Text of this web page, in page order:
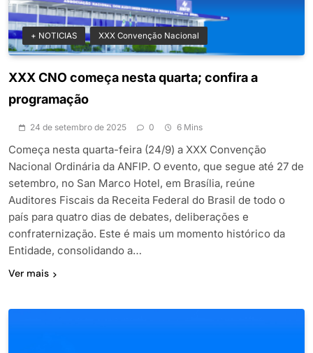
+ NOTICIAS XXX Convenção Nacional
XXX CNO começa nesta quarta; confira a
programação
24 de setembro de 2025 0 6 Mins
Começa nesta quarta-feira (24/9) a XXX Convenção
Nacional Ordinária da ANFIP. O evento, que segue até 27 de
setembro, no San Marco Hotel, em Brasília, reúne
Auditores Fiscais da Receita Federal do Brasil de todo o
país para quatro dias de debates, deliberações e
confraternização. Este é mais um momento histórico da
Entidade, consolidando a…
Ver mais